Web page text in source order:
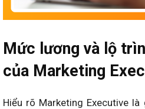
Mức lương và lộ
của Marketing
Hiểu rõ Marketing Executive